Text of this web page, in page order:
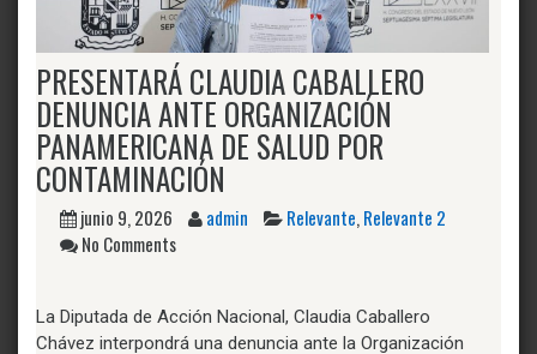
PRESENTARÁ CLAUDIA CABALLERO
DENUNCIA ANTE ORGANIZACIÓN
PANAMERICANA DE SALUD POR
CONTAMINACIÓN
junio 9, 2026 admin Relevante,Relevante 2
No Comments
La Diputada de Acción Nacional, Claudia Caballero
Chávez interpondrá una denuncia ante la Organización